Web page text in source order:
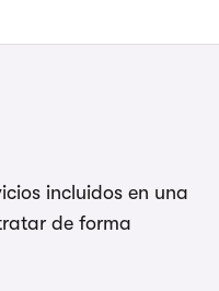
incluidos en una
de forma